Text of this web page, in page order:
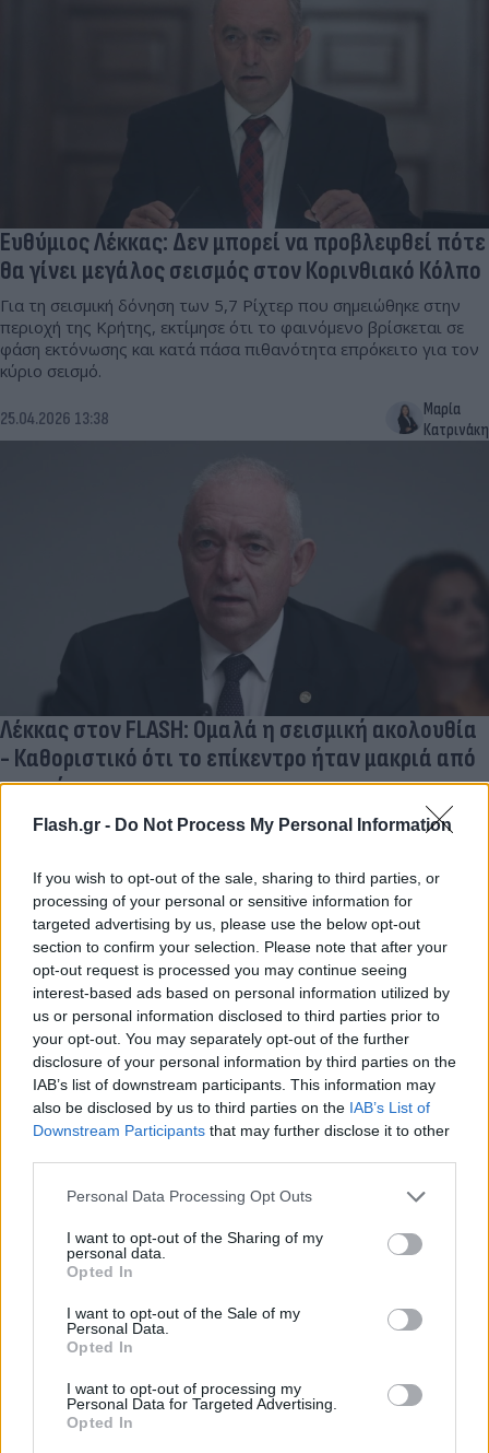
Flash.gr - Do Not Process My Personal Information
If you wish to opt-out of the sale, sharing to third parties, or
processing of your personal or sensitive information for
targeted advertising by us, please use the below opt-out
section to confirm your selection. Please note that after your
opt-out request is processed you may continue seeing
interest-based ads based on personal information utilized by
us or personal information disclosed to third parties prior to
your opt-out. You may separately opt-out of the further
disclosure of your personal information by third parties on the
IAB’s list of downstream participants. This information may
also be disclosed by us to third parties on the IAB’s List of
Downstream Participants that may further disclose it to other
Please note that this website/app uses one or more Google
not limited to your visit or usage behaviour. You may click to
grant or deny consent to Google and its third-party tags to
use your data for below specified purposes in below Google
consent section.
Personal Data Processing Opt Outs
I want to opt-out of the Sharing of my
personal data.
Opted In
I want to opt-out of the Sale of my
Personal Data.
Opted In
I want to opt-out of processing my
Personal Data for Targeted Advertising.
Opted In
Ευθύμιος Λέκκας: Δεν μπορεί να προβλεφθεί πότε
θα γίνει μεγάλος σεισμός στον Κορινθιακό Κόλπο
Για τη σεισμική δόνηση των 5,7 Ρίχτερ που σημειώθηκε στην
περιοχή της Κρήτης, εκτίμησε ότι το φαινόμενο βρίσκεται σε
φάση εκτόνωσης και κατά πάσα πιθανότητα επρόκειτο για τον
κύριο σεισμό.
25.04.2026 13:38
Μαρία
Κατρινάκη
Λέκκας στον FLASH: Ομαλά η σεισμική ακολουθία
- Καθοριστικό ότι το επίκεντρο ήταν μακριά από
στεριά
Ο πρόεδρος του ΟΑΣΠ μίλησε στον FLASH για την εικόνα που
24.04.2026 07:44
Χριστόδουλος
Σκούντας
Λέκκας: Θέλει ετοιμότητα στην Αττική ενόψει
της κακοκαιρίας - Είναι υψηλός ο κίνδυνος
Έτσι όπως έχει καταλήξει τις τελευταίες δεκαετίες, πολύ λίγα
πράγματα μπορούμε να κάνουμε για να αποτρέψουμε κάποια
πλημμυρικά φαινόμενα, παραδέχθηκε ο καθηγητής.
29.03.2026 14:07
Ομάδα